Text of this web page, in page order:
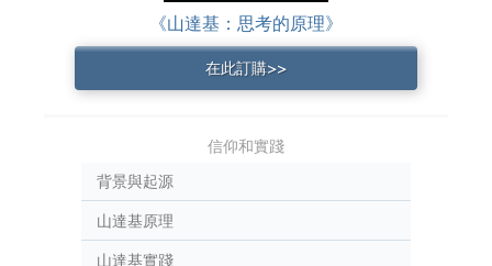
《山達基：思考的原理》
在此訂購>>
信仰和實踐
背景與起源
山達基原理
山達基實踐